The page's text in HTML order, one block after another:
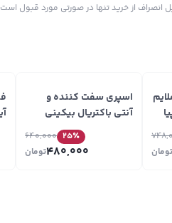
انصراف از خرید تنها در صورتی مورد قبول
تومان
اسپری سفت کننده و
آنتی باکتریال بیکینی
آیچون بیوتی Aichun
25٪ 640,000
480,000تومان